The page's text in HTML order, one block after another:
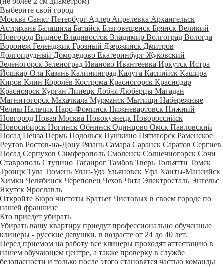
Выберите свой город
Москва Санкт-Петербург Адлер Апрелевка Архангельск
Астрахань Балашиха Батайск Благовещенск Брянск Великий
Новгород Видное Владивосток Владимир Волгоград Вологда
Воронеж Геленджик Грозный Дзержинск Дмитров
Долгопрудный Домодедово Екатеринбург Жуковский
Зеленогорск Зеленоград Иваново Ивантеевка Иркутск Истра
Йошкар-Ола Казань Калининград Калуга Каспийск Кашира
Киров Клин Королёв Кострома Красногорск Краснодар
Красноярск Курган Липецк Лобня Люберцы Магадан
Магнитогорск Махачкала Мурманск Мытищи Набережные
Челны Нальчик Наро-Фоминск Нижневартовск Нижний
Новгород Новая Москва Новокузнецк Новороссийск
Новосибирск Ногинск Обнинск Одинцово Омск Павловский
Посад Пенза Пермь Подольск Пушкино Пятигорск Раменское
Реутов Ростов-на-Дону Рязань Самара Саранск Саратов Сергиев
Посад Серпухов Симферополь Смоленск Солнечногорск Сочи
Ставрополь Ступино Таганрог Тамбов Тверь Тольятти Томск
Троицк Тула Тюмень Улан-Удэ Ульяновск Уфа Ханты-Мансийск
Химки Челябинск Череповец Чехов Чита Электросталь Энгельс
Якутск Ярославль
Откройте Бюро чистоты Братьев Чистовых в своем городе по
нашей франшизе
Кто приедет убирать
Убирать вашу квартиру приедут профессионально обученные
клинеры - русские девушки, в возрасте от 24 до 40 лет.
Перед приемом на работу все клинеры проходят аттестацию в
нашем обучающем центре, а также проверку в службе
безопасности и только после этого становятся частью команды